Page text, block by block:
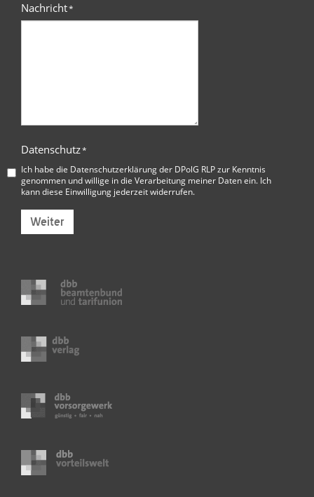
Nachricht*
Datenschutz*
Ich habe die Datenschutzerklärung der DPolG RLPzur Kenntnis
genommen und willige in die Verarbeitung meiner Daten ein. Ich
kann diese Einwilligung jederzeit widerrufen.
Weiter